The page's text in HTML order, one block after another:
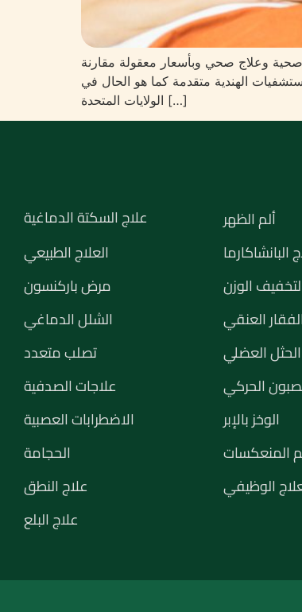
وعلاج صحي وبأسعار معقولة مقارنة
الهندية متقدمة كما هو الحال في
الولايات المتحدة […]
علاج السكتة الدماغية
ألم الظهر
العلاج الطبيعي
البانشاكارما
مرض باركنسون
الوزن
الشلل الدماغي
العنقي
تصلب متعدد
الحثل العضلي
علاجات الصدفية
الحركي
الاضطرابات العصبية
الوخز بالإبر
الحجامة
المنعكسات
علاج النطق
الوظيفي
علاج البلع